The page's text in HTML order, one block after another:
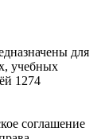
для
учебных
1274
соглашение